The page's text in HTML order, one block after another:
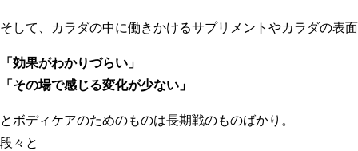
そして、カラダの中に働きかけるサプリメントやカラダの表
「効果がわかりづらい」
「その場で感じる変化が少ない」
とボディケアのためのものは長期戦のものばかり。
段々と